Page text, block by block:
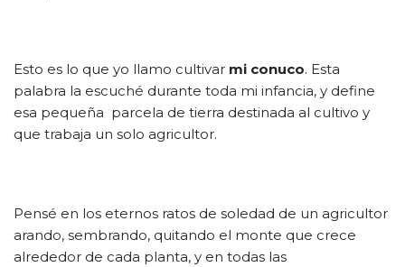
Esto es lo que yo llamo cultivar mi conuco. Esta
palabra la escuché durante toda mi infancia, y define
esa pequeña parcela de tierra destinada al cultivo y
que trabaja un solo agricultor.
Pensé en los eternos ratos de soledad de un agricultor
arando, sembrando, quitando el monte que crece
alrededor de cada planta, y en todas las